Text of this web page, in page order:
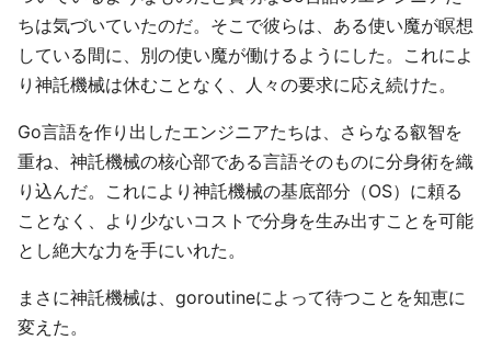
ちは気づいていたのだ。そこで彼らは、ある使い魔が瞑想
している間に、別の使い魔が働けるようにした。これによ
り神託機械は休むことなく、人々の要求に応え続けた。
Go言語を作り出したエンジニアたちは、さらなる叡智を
重ね、神託機械の核心部である言語そのものに分身術を織
り込んだ。これにより神託機械の基底部分（OS）に頼る
ことなく、より少ないコストで分身を生み出すことを可能
とし絶大な力を手にいれた。
まさに神託機械は、goroutineによって待つことを知恵に
変えた。